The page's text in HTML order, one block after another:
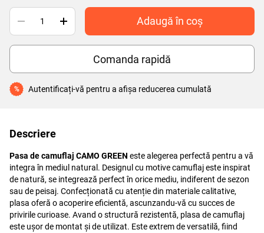
Adaugă în coș
Comanda rapidă
% Autentificați-vă pentru a afișa reducerea cumulată
Descriere
Pasa de camuflaj CAMO GREEN este alegerea perfectă pentru a vă
integra în mediul natural. Designul cu motive camuflaj este inspirat
de natură, se integrează perfect în orice mediu, indiferent de sezon
sau de peisaj. Confecționată cu atenție din materiale calitative,
plasa oferă o acoperire eficientă, ascunzandu-vă cu succes de
privirile curioase. Avand o structură rezistentă, plasa de camuflaj
este ușor de montat și de utilizat. Este extrem de versatilă, fiind